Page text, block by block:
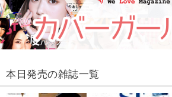
本日発売の雑誌一覧